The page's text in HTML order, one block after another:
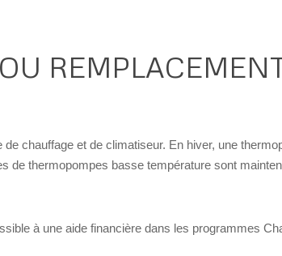
chauffage et de climatiseur. En hiver, une
de thermopompes basse température sont
à une aide financière dans les programmes